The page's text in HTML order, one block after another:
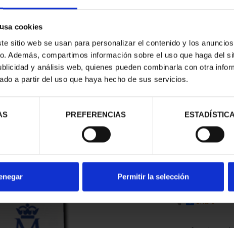
cookies
sitio web se usan para personalizar el contenido y los
Además, compartimos información sobre el uso que haga del
y análisis web, quienes pueden combinarla con otra
a partir del uso que haya hecho de sus servicios.
PREFERENCIAS ESTADÍSTICA
Permitir la selección
Bit4id ID 93101002
€35.00
€28.93 (Taxes
52 In Stock
Share